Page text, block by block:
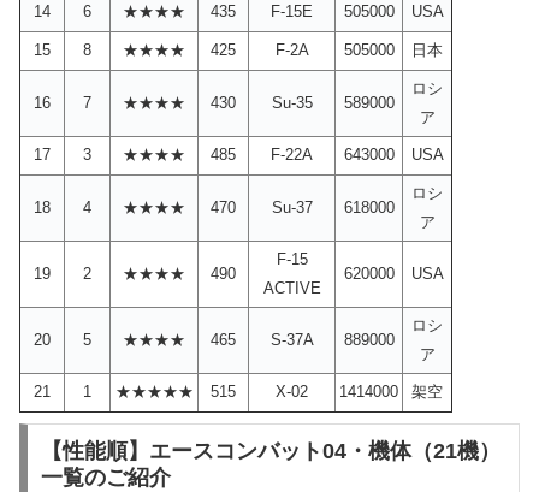
14 6 ★★★★ 435 F-15E 505000 USA
15 8 ★★★★ 425 F-2A 505000 日本
16 7 ★★★★ 430 Su-35 589000
ロシ
ア
17 3 ★★★★ 485 F-22A 643000 USA
18 4 ★★★★ 470 Su-37 618000
ロシ
ア
19 2 ★★★★ 490
F-15
ACTIVE
620000 USA
20 5 ★★★★ 465 S-37A 889000
ロシ
ア
21 1 ★★★★★ 515 X-02 1414000 架空
【性能順】エースコンバット04・機体（21機）
一覧のご紹介